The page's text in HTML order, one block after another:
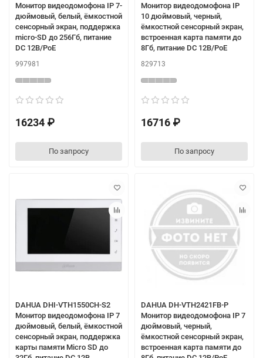
Монитор видеодомофона IP 7-
дюймовый, белый, ёмкостной
сенсорный экран, поддержка
micro-SD до 256Гб, питание
DC 12В/PoE
997981
16234 ₽
По запросу
Монитор видеодомофона IP
10 дюймовый, черный,
ёмкостной сенсорный экран,
встроенная карта памяти до
8Гб, питание DC 12В/PoE
829713
16716 ₽
По запросу
DAHUA DHI-VTH1550CH-S2
Монитор видеодомофона IP 7
дюймовый, белый, ёмкостной
сенсорный экран, поддержка
карты памяти Micro SD до
DAHUA DH-VTH2421FB-P
Монитор видеодомофона IP 7
дюймовый, черный,
ёмкостной сенсорный экран,
встроенная карта памяти до